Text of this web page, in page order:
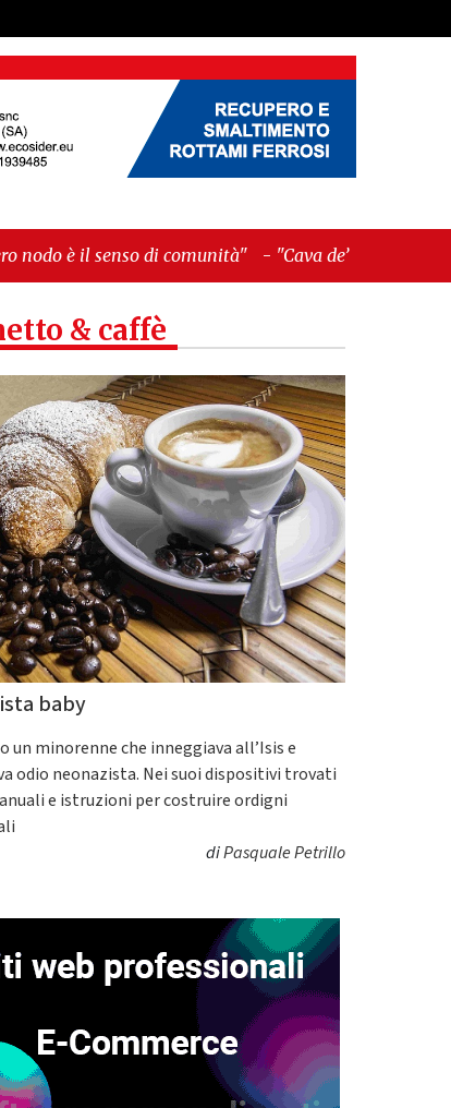
comunità" -"Cava de’ Tirreni, La
& caffè
baby
un minorenne che inneggiava all’Isis e
odio neonazista. Nei suoi dispositivi trovati
e istruzioni per costruire ordigni
diPasquale Petrillo